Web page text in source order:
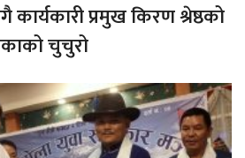
प्रमुख किरण श्रेष्ठको
चुचुरो